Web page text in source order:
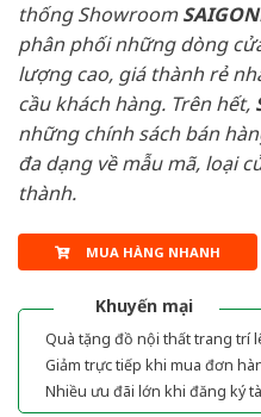
thống Showroom
phân phối những dòng
lượng cao, giá thành rẻ
cầu khách hàng. Trên hết,
những chính sách bán
đa dạng về mẫu mã, loại
thành.
MUA HÀNG NHANH
Khuyến mại
Quà tặng đồ nội thất trang trí
Giảm trực tiếp khi mua đơn
Nhiều ưu đãi lớn khi đăng ký